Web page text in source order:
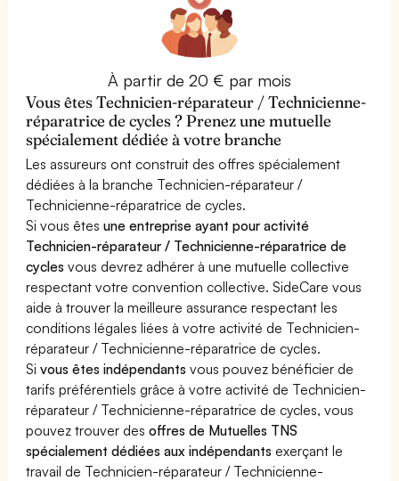
À partir de 20 € par mois
Vous êtes Technicien-réparateur / Technicienne-
réparatrice de cycles ? Prenez une mutuelle
spécialement dédiée à votre branche
Les assureurs ont construit des offres spécialement
dédiées à la branche Technicien-réparateur /
Technicienne-réparatrice de cycles.
Si vous êtesune entreprise ayant pour activité
Technicien-réparateur / Technicienne-réparatrice de
cycles vous devrez adhérer à une mutuelle collective
respectant votre convention collective. SideCare vous
aide à trouver la meilleure assurance respectant les
conditions légales liées à votre activité de Technicien-
réparateur / Technicienne-réparatrice de cycles.
Sivous êtes indépendants vous pouvez bénéficier de
tarifs préférentiels grâce à votre activité de Technicien-
réparateur / Technicienne-réparatrice de cycles, vous
pouvez trouver desoffres de Mutuelles TNS
spécialement dédiées aux indépendants exerçant le
travail de Technicien-réparateur / Technicienne-